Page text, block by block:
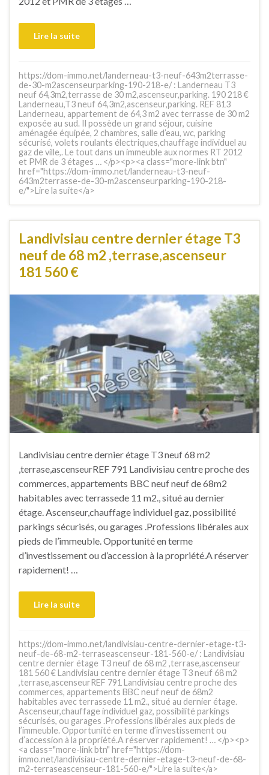
Lire la suite
https://dom-immo.net/landerneau-t3-neuf-643m2terrasse-
de-30-m2ascenseurparking-190-218-e/ : Landerneau T3
neuf 64,3m2,terrasse de 30 m2,ascenseur,parking. 190 218 €
Landerneau,T3 neuf 64,3m2,ascenseur,parking. REF 813
Landerneau, appartement de 64,3 m2 avec terrasse de 30 m2
exposée au sud. Il possède un grand séjour, cuisine
aménagée équipée, 2 chambres, salle d’eau, wc, parking
sécurisé, volets roulants électriques,chauffage individuel au
gaz de ville,. Le tout dans un immeuble aux normes RT 2012
et PMR de 3 étages … </p><p><a class="more-link btn"
href="https://dom-immo.net/landerneau-t3-neuf-
643m2terrasse-de-30-m2ascenseurparking-190-218-
e/">Lire la suite</a>
Landivisiau centre dernier étage T3
neuf de 68 m2 ,terrase,ascenseur
181 560 €
Landivisiau centre dernier étage T3 neuf 68 m2
,terrase,ascenseurREF 791 Landivisiau centre proche des
commerces, appartements BBC neuf neuf de 68m2
habitables avec terrassede 11 m2., situé au dernier
étage. Ascenseur,chauffage individuel gaz, possibilité
parkings sécurisés, ou garages .Professions libérales aux
pieds de l’immeuble. Opportunité en terme
d’investissement ou d’accession à la propriété.A réserver
rapidement! …
Lire la suite
https://dom-immo.net/landivisiau-centre-dernier-etage-t3-
neuf-de-68-m2-terraseascenseur-181-560-e/ : Landivisiau
centre dernier étage T3 neuf de 68 m2 ,terrase,ascenseur
181 560 € Landivisiau centre dernier étage T3 neuf 68 m2
,terrase,ascenseurREF 791 Landivisiau centre proche des
commerces, appartements BBC neuf neuf de 68m2
habitables avec terrassede 11 m2., situé au dernier étage.
Ascenseur,chauffage individuel gaz, possibilité parkings
sécurisés, ou garages .Professions libérales aux pieds de
l’immeuble. Opportunité en terme d’investissement ou
d’accession à la propriété.A réserver rapidement! … </p><p>
<a class="more-link btn" href="https://dom-
immo.net/landivisiau-centre-dernier-etage-t3-neuf-de-68-
m2-terraseascenseur-181-560-e/">Lire la suite</a>